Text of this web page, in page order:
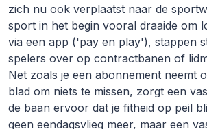
zich nu ook verplaatst naar de
sport in het begin vooral draaide om
via een app ('pay en play'), stappen
spelers over op contractbanen of
Net zoals je een abonnement neemt
blad om niets te missen, zorgt een
de baan ervoor dat je fitheid op peil
geen eendagsvlieg meer, maar een